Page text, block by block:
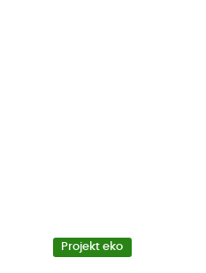
Projekt eko